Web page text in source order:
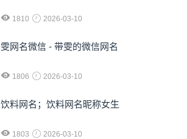
1810 2026-03-10
雯网名微信 - 带雯的微信网名
1806 2026-03-10
饮料网名；饮料网名昵称女生
1803 2026-03-10